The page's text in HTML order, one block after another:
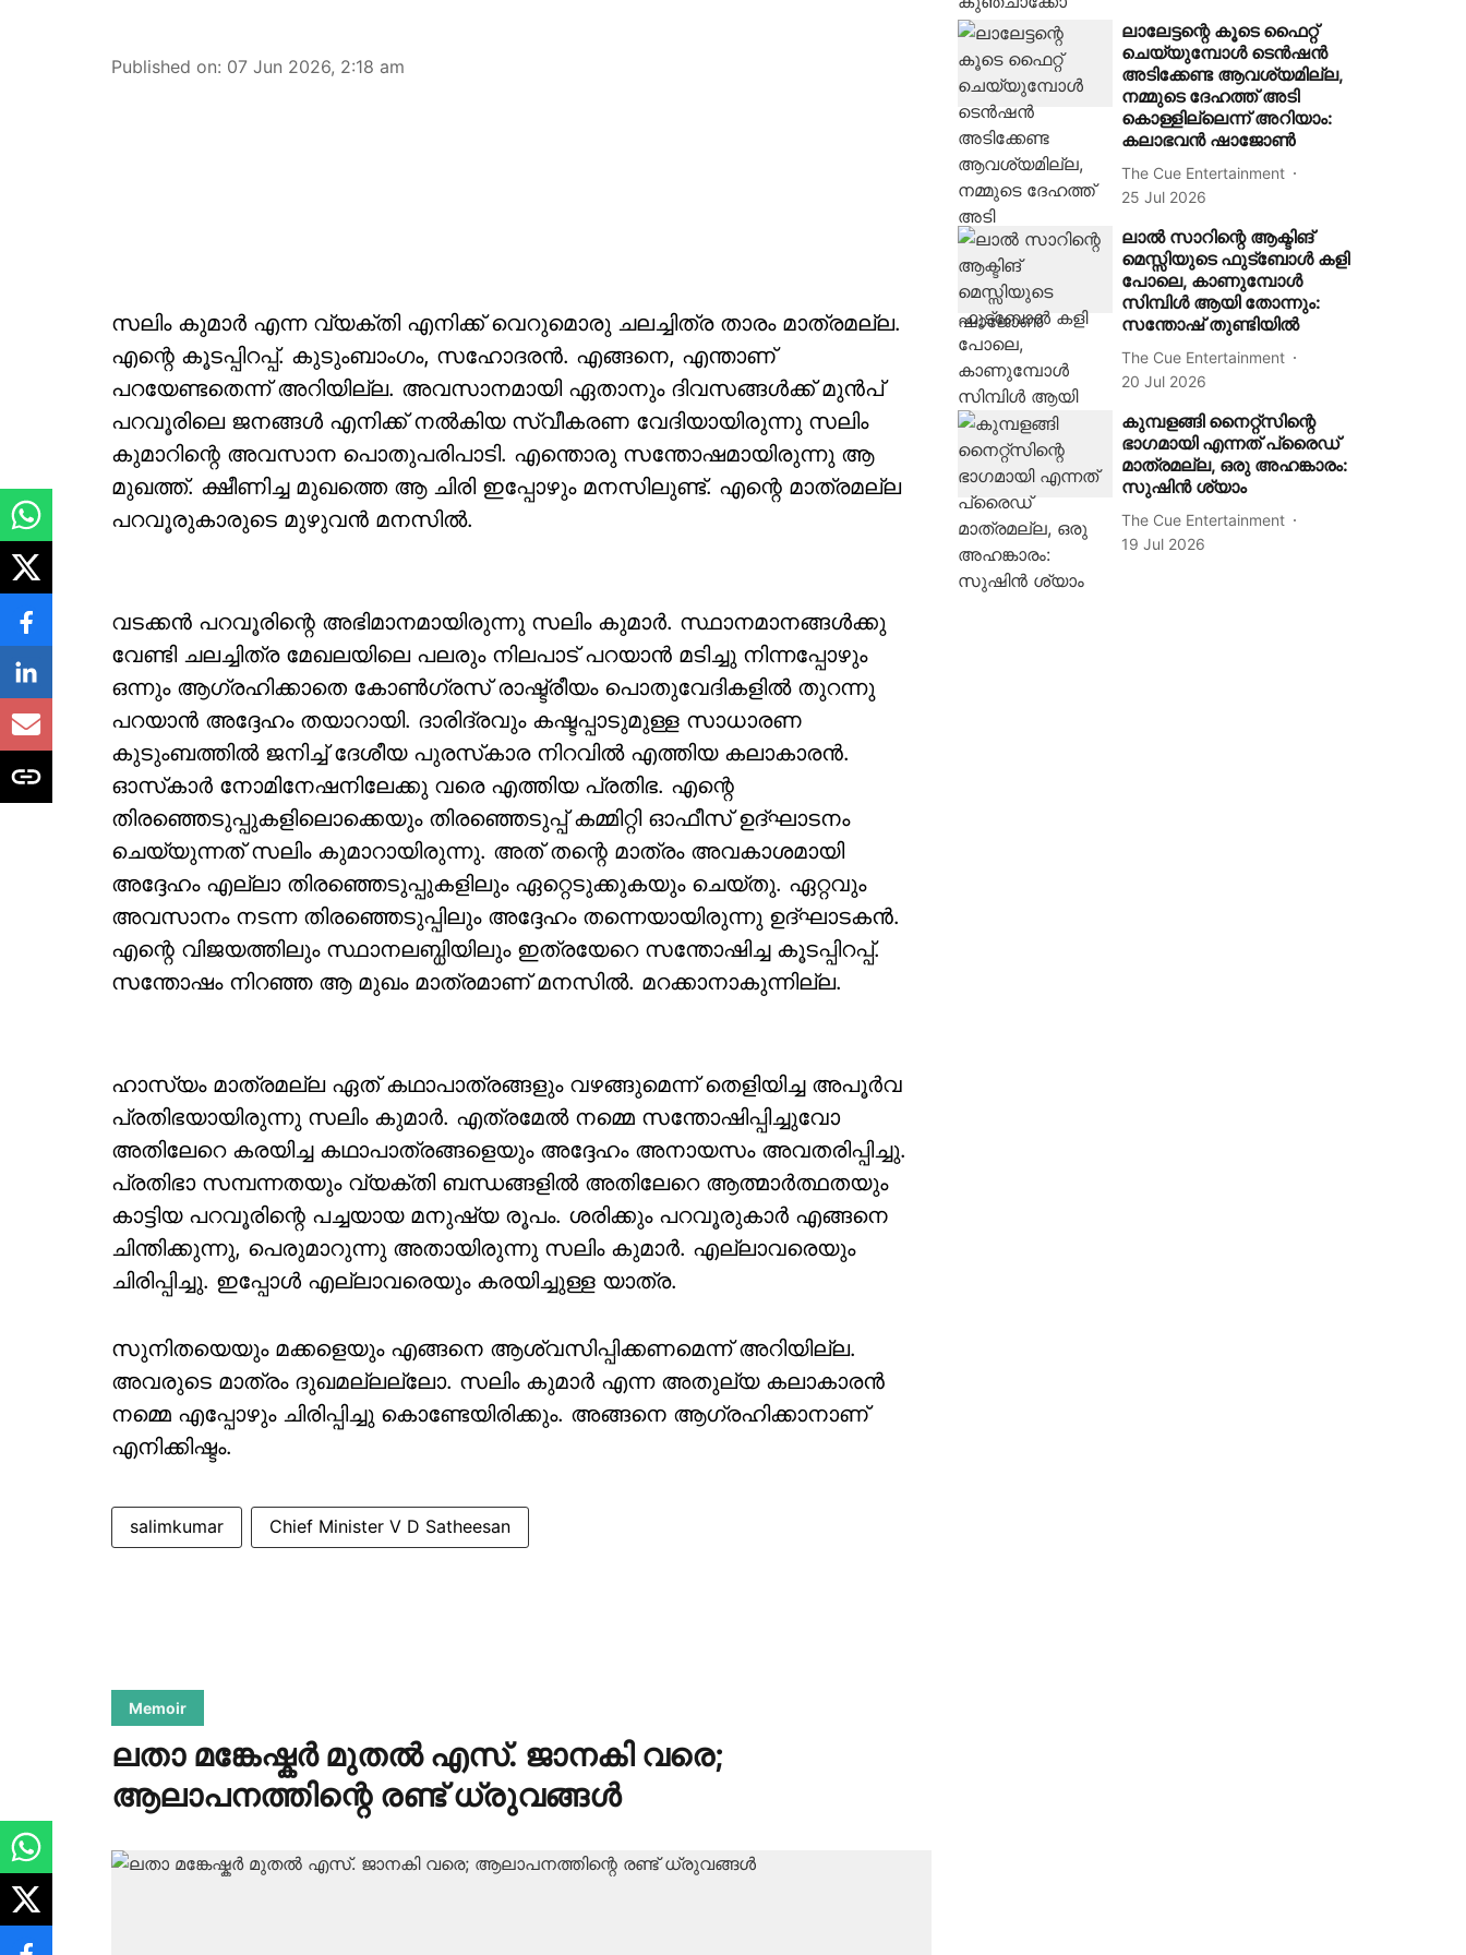
Published on: 07 Jun 2026, 2:18 am
സലിം കുമാര്‍ എന്ന വ്യക്തി എനിക്ക് വെറുമൊരു ചലച്ചിത്ര താരം മാത്രമല്ല.
എന്റെ കൂടപ്പിറപ്പ്. കുടുംബാംഗം, സഹോദരന്‍. എങ്ങനെ, എന്താണ്
പറയേണ്ടതെന്ന് അറിയില്ല. അവസാനമായി ഏതാനും ദിവസങ്ങള്‍ക്ക് മുന്‍പ്
പറവൂരിലെ ജനങ്ങള്‍ എനിക്ക് നല്‍കിയ സ്വീകരണ വേദിയായിരുന്നു സലിം
കുമാറിന്റെ അവസാന പൊതുപരിപാടി. എന്തൊരു സന്തോഷമായിരുന്നു ആ
മുഖത്ത്. ക്ഷീണിച്ച മുഖത്തെ ആ ചിരി ഇപ്പോഴും മനസിലുണ്ട്. എന്റെ മാത്രമല്ല
പറവൂരുകാരുടെ മുഴുവന്‍ മനസില്‍.
വടക്കന്‍ പറവൂരിന്റെ അഭിമാനമായിരുന്നു സലിം കുമാര്‍. സ്ഥാനമാനങ്ങള്‍ക്കു
വേണ്ടി ചലച്ചിത്ര മേഖലയിലെ പലരും നിലപാട് പറയാന്‍ മടിച്ചു നിന്നപ്പോഴും
ഒന്നും ആഗ്രഹിക്കാതെ കോണ്‍ഗ്രസ് രാഷ്ട്രീയം പൊതുവേദികളില്‍ തുറന്നു
പറയാന്‍ അദ്ദേഹം തയാറായി. ദാരിദ്രവും കഷ്ടപ്പാടുമുള്ള സാധാരണ
കുടുംബത്തില്‍ ജനിച്ച് ദേശീയ പുരസ്‌കാര നിറവില്‍ എത്തിയ കലാകാരന്‍.
ഓസ്‌കാര്‍ നോമിനേഷനിലേക്കു വരെ എത്തിയ പ്രതിഭ. എന്റെ
തിരഞ്ഞെടുപ്പുകളിലൊക്കെയും തിരഞ്ഞെടുപ്പ് കമ്മിറ്റി ഓഫീസ് ഉദ്ഘാടനം
ചെയ്യുന്നത് സലിം കുമാറായിരുന്നു. അത് തന്റെ മാത്രം അവകാശമായി
അദ്ദേഹം എല്ലാ തിരഞ്ഞെടുപ്പുകളിലും ഏറ്റെടുക്കുകയും ചെയ്തു. ഏറ്റവും
അവസാനം നടന്ന തിരഞ്ഞെടുപ്പിലും അദ്ദേഹം തന്നെയായിരുന്നു ഉദ്ഘാടകന്‍.
എന്റെ വിജയത്തിലും സ്ഥാനലബ്ധിയിലും ഇത്രയേറെ സന്തോഷിച്ച കൂടപ്പിറപ്പ്.
സന്തോഷം നിറഞ്ഞ ആ മുഖം മാത്രമാണ് മനസില്‍. മറക്കാനാകുന്നില്ല.
ഹാസ്യം മാത്രമല്ല ഏത് കഥാപാത്രങ്ങളും വഴങ്ങുമെന്ന് തെളിയിച്ച അപൂര്‍വ
പ്രതിഭയായിരുന്നു സലിം കുമാര്‍. എത്രമേല്‍ നമ്മെ സന്തോഷിപ്പിച്ചുവോ
അതിലേറെ കരയിച്ച കഥാപാത്രങ്ങളെയും അദ്ദേഹം അനായസം അവതരിപ്പിച്ചു.
പ്രതിഭാ സമ്പന്നതയും വ്യക്തി ബന്ധങ്ങളില്‍ അതിലേറെ ആത്മാര്‍ത്ഥതയും
കാട്ടിയ പറവൂരിന്റെ പച്ചയായ മനുഷ്യ രൂപം. ശരിക്കും പറവൂരുകാര്‍ എങ്ങനെ
ചിന്തിക്കുന്നു, പെരുമാറുന്നു അതായിരുന്നു സലിം കുമാര്‍. എല്ലാവരെയും
ചിരിപ്പിച്ചു. ഇപ്പോള്‍ എല്ലാവരെയും കരയിച്ചുള്ള യാത്ര.
സുനിതയെയും മക്കളെയും എങ്ങനെ ആശ്വസിപ്പിക്കണമെന്ന് അറിയില്ല.
അവരുടെ മാത്രം ദുഖമല്ലല്ലോ. സലിം കുമാര്‍ എന്ന അതുല്യ കലാകാരന്‍
നമ്മെ എപ്പോഴും ചിരിപ്പിച്ചു കൊണ്ടേയിരിക്കും. അങ്ങനെ ആഗ്രഹിക്കാനാണ്
എനിക്കിഷ്ടം.
salimkumar Chief Minister V D Satheesan
ലാലേട്ടന്റെ കൂടെ ഫൈറ്റ്
ചെയ്യുമ്പോള്‍ ടെന്‍ഷന്‍
അടിക്കേണ്ട ആവശ്യമില്ല,
നമ്മുടെ ദേഹത്ത് അടി
കൊള്ളില്ലെന്ന് അറിയാം:
കലാഭവൻ ഷാജോൺ
The Cue Entertainment
25 Jul 2026
ലാൽ സാറിന്റെ ആക്ടിങ്
മെസ്സിയുടെ ഫുട്ബോൾ കളി
പോലെ, കാണുമ്പോൾ
സിമ്പിൾ ആയി തോന്നും:
സന്തോഷ് തുണ്ടിയിൽ
The Cue Entertainment
20 Jul 2026
കുമ്പളങ്ങി നൈറ്റ്‌സിന്റെ
ഭാഗമായി എന്നത് പ്രൈഡ്
മാത്രമല്ല, ഒരു അഹങ്കാരം:
സുഷിൻ ശ്യാം
The Cue Entertainment
19 Jul 2026
Memoir
ലതാ മങ്കേഷ്കർ മുതൽ എസ്. ജാനകി വരെ;
ആലാപനത്തിന്റെ രണ്ട് ധ്രുവങ്ങൾ